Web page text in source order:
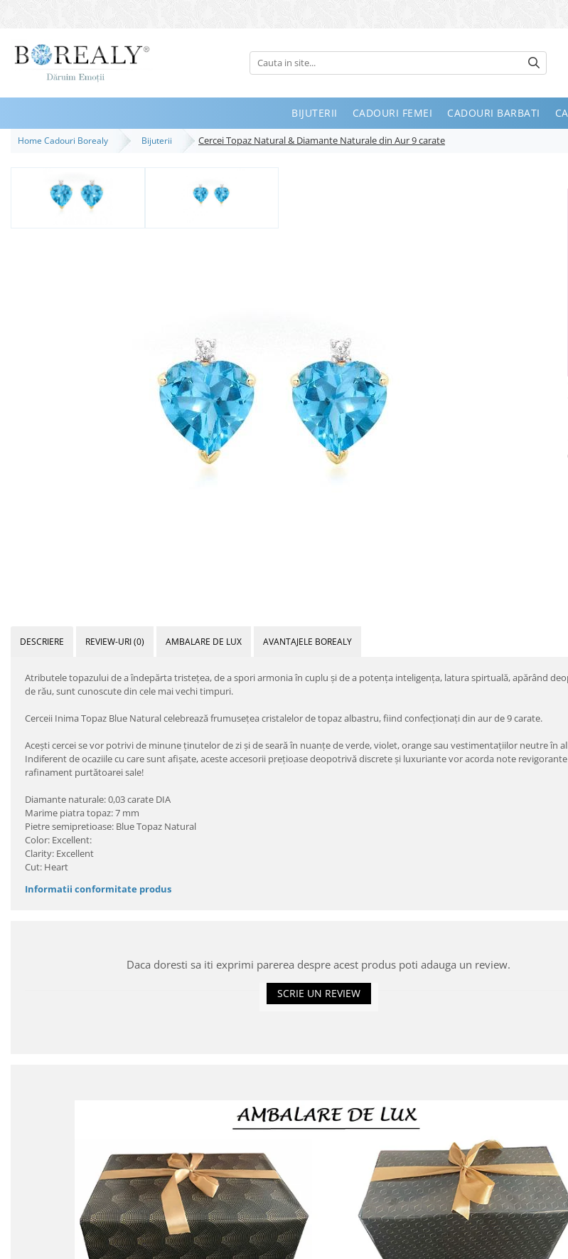
Bijuterii
Inele
Bratari
BIJUTERII CADOURI FEMEI CADOURI BARBATI
Home Cadouri Borealy Bijuterii Cercei Topaz Natural & Diamante Naturale din Aur 9 carate
DESCRIERE REVIEW-URI(0) AMBALARE DE LUX AVANTAJELE BOREALY
Atributele topazului de a îndepărta tristeţea, de a spori armonia în cuplu şi de a potenţa inteligenţa, latura spirtuală, apărând
de rău, sunt cunoscute din cele mai vechi timpuri.
Cerceii Inima Topaz Blue Natural celebrează frumuseţea cristalelor de topaz albastru, fiind confecţionaţi din aur de 9 carate.
Aceşti cercei se vor potrivi de minune ţinutelor de zi şi de seară în nuanţe de verde, violet, orange sau vestimentaţiilor neutre în
Indiferent de ocaziile cu care sunt afişate, aceste accesorii preţioase deopotrivă discrete şi luxuriante vor acorda note
rafinament purtătoarei sale!
Diamante naturale: 0,03 carate DIA
Marime piatra topaz: 7 mm
Pietre semipretioase: Blue Topaz Natural
Color: Excellent:
Clarity: Excellent
Cut: Heart
Informatii conformitate produs
Daca doresti sa iti exprimi parerea despre acest produs poti adauga un review.
SCRIE UN REVIEW